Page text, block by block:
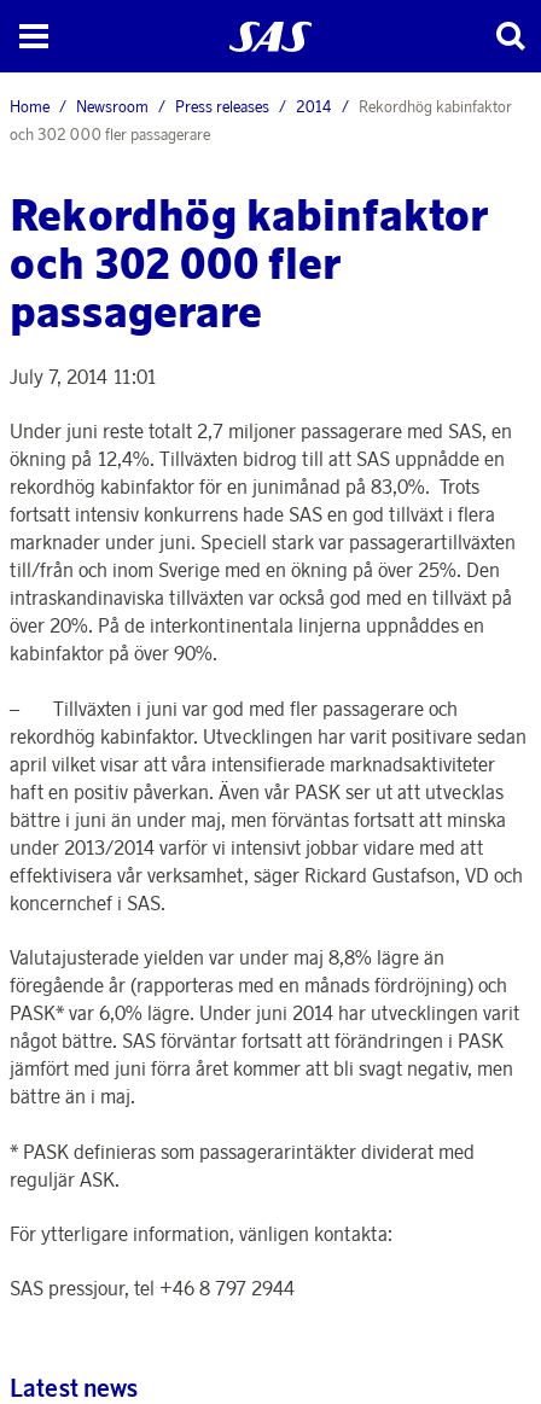
Home Newsroom Press releases 2014
Rekordhög kabinfaktor
och 302 000 fler passagerare
Rekordhög kabinfaktor
och 302 000 fler
passagerare
July 7, 2014 11:01
Under juni reste totalt 2,7 miljoner passagerare med SAS, en
ökning på 12,4%. Tillväxten bidrog till att SAS uppnådde en
rekordhög kabinfaktor för en junimånad på 83,0%. Trots
fortsatt intensiv konkurrens hade SAS en god tillväxt i flera
marknader under juni. Speciell stark var passagerartillväxten
till/från och inom Sverige med en ökning på över 25%. Den
intraskandinaviska tillväxten var också god med en tillväxt på
över 20%. På de interkontinentala linjerna uppnåddes en
kabinfaktor på över 90%.
– Tillväxten i juni var god med fler passagerare och
rekordhög kabinfaktor. Utvecklingen har varit positivare sedan
april vilket visar att våra intensifierade marknadsaktiviteter
haft en positiv påverkan. Även vår PASK ser ut att utvecklas
bättre i juni än under maj, men förväntas fortsatt att minska
under 2013/2014 varför vi intensivt jobbar vidare med att
effektivisera vår verksamhet, säger Rickard Gustafson, VD och
koncernchef i SAS.
Valutajusterade yielden var under maj 8,8% lägre än
föregående år (rapporteras med en månads fördröjning) och
PASK* var 6,0% lägre. Under juni 2014 har utvecklingen varit
något bättre. SAS förväntar fortsatt att förändringen i PASK
jämfört med juni förra året kommer att bli svagt negativ, men
bättre än i maj.
* PASK definieras som passagerarintäkter dividerat med
reguljär ASK.
För ytterligare information, vänligen kontakta:
SAS pressjour, tel +46 8 797 2944
Latest news